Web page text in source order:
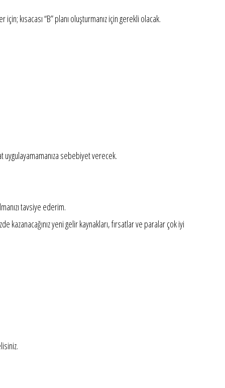
kısacası “B” planı oluşturmanız için gerekli olacak.
sebebiyet verecek.
tavsiye ederim.
yeni gelir kaynakları, fırsatlar ve paralar çok iyi